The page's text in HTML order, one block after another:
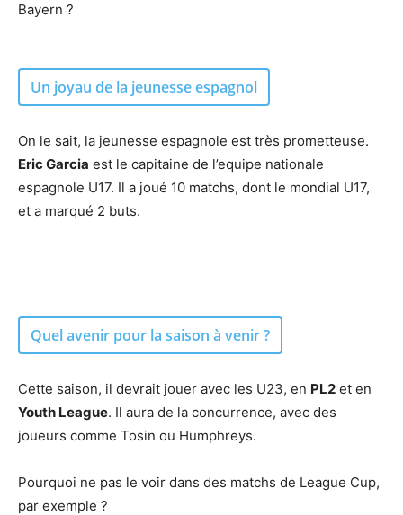
Bayern ?
Un joyau de la jeunesse espagnol
On le sait, la jeunesse espagnole est très prometteuse.
Eric Garcia est le capitaine de l’equipe nationale
espagnole U17. Il a joué 10 matchs, dont le mondial U17,
et a marqué 2 buts.
Quel avenir pour la saison à venir ?
Cette saison, il devrait jouer avec les U23, en PL2 et en
Youth League. Il aura de la concurrence, avec des
joueurs comme Tosin ou Humphreys.
Pourquoi ne pas le voir dans des matchs de League Cup,
par exemple ?